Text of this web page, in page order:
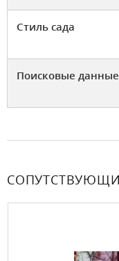
Стиль сада
Поисковые данные